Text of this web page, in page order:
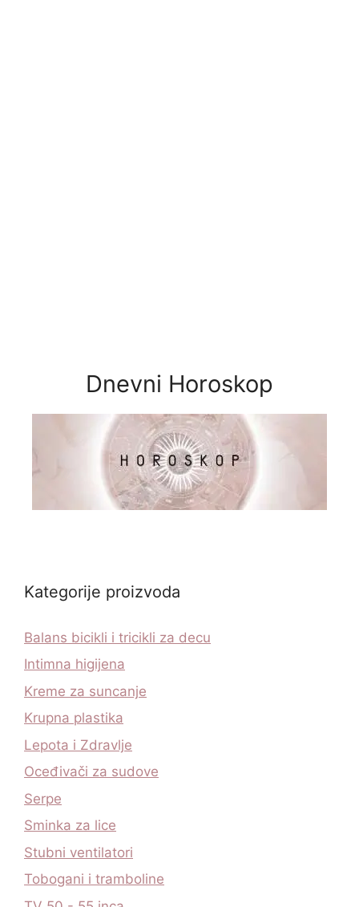
Dnevni Horoskop
Kategorije proizvoda
Balans bicikli i tricikli za decu
Intimna higijena
Kreme za suncanje
Krupna plastika
Lepota i Zdravlje
Oceđivači za sudove
Serpe
Sminka za lice
Stubni ventilatori
Tobogani i tramboline